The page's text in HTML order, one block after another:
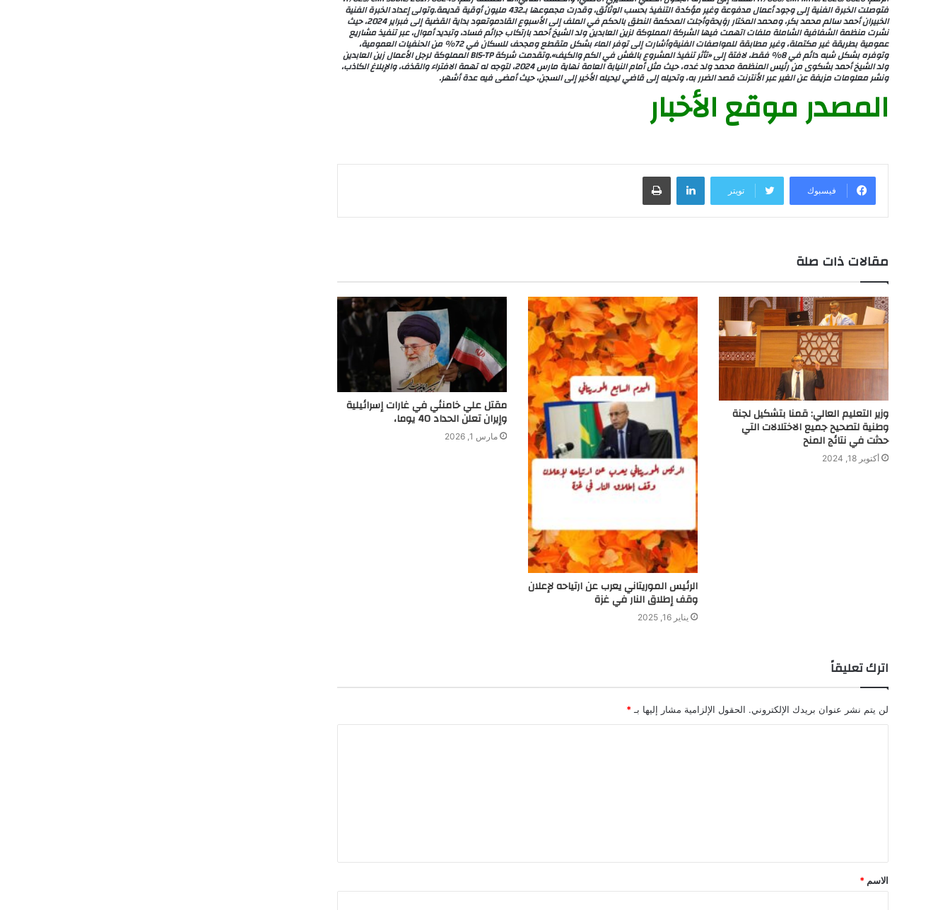
فتوصلت الخبرة الفنية إلى وجود أعمال مدفوعة وغير مؤكدة التنفيذ بحسب الوثائق، وقدرت مجموعها بـ432 مليون أوقية قديمة.وتولى إعداد الخبرة الفنية
الخبيران أحمد سالم محمد بكر، ومحمد المختار روَيحةوأجلت المحكمة النطق بالحكم في الملف إلى الأسبوع القادموتعود بداية القضية إلى فبراير 2024، حيث
نشرت منظمة الشفافية الشاملة ملفات اتهمت فيها الشركة المملوكة لزين العابدين ولد الشيخ أحمد بارتكاب جرائم فساد، وتبديد أموال، عبر تنفيذ مشاريع
عمومية بطريقة غير مكتملة، وغير مطابقة للمواصفات الفنيةوأشارت إلى توفر الماء بشكل متقطع ومجحف للسكان في 72% من الحنفيات العمومية،
وتوفره بشكل شبه دائم في 8% فقط، لافتة إلى «تأثر تنفيذ المشروع بالغش في الكم والكيف».وتقدمت شركة BIS-TP المملوكة لرجل الأعمال زين العابدين
ولد الشيخ أحمد بشكوى من رئيس المنظمة محمد ولد غده، حيث مثل أمام النيابة العامة نهاية مارس 2024، لتوجه له تهمة الافتراء والقذف، والإبلاغ الكاذب،
ونشر معلومات مزيفة عن الغير عبر الأنترنت قصد الضرر به، وتحيله إلى قاضي ليحيله الأخير إلى السجن، حيث أمضى فيه عدة أشهر.
المصدر موقع الأخبار
فيسبوك تويتر
لينكدإن
مقالات ذات صلة
وزير التعليم العالي: قمنا بتشكيل لجنة
وطنية لتصحيح جميع الاختلالات التي
حدثت في نتائج المنح
أكتوبر 18, 2024
الرئيس الموريتاني يعرب عن ارتياحه لإعلان
وقف إطلاق النار في غزة
يناير 16, 2025
مقتل علي خامنئي في غارات إسرائيلية
وإيران تعلن الحداد 40 يوما،
مارس 1, 2026
اترك تعليقاً
لن يتم نشر عنوان بريدك الإلكتروني. الحقول الإلزامية مشار إليها بـ *
ق
*
الاسم *